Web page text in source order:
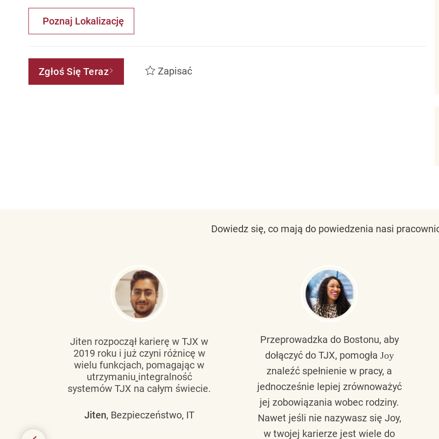
Poznaj Lokalizację
Zgłoś Się Teraz Zapisać
Dowiedz się, co mają do powiedzenia nasi
Jiten rozpoczął karierę w TJX w
2019 roku i już czyni różnicę w
wielu funkcjach, pomagając w
utrzymaniu integralność
systemów TJX na całym świecie.
Jiten, Bezpieczeństwo, IT
Przeprowadzka do Bostonu, aby
dołączyć do TJX, pomogła Joy
znaleźć spełnienie w pracy, a
jednocześnie lepiej zrównoważyć
jej zobowiązania wobec rodziny.
Nawet jeśli nie nazywasz się Joy,
w twojej karierze jest wiele do